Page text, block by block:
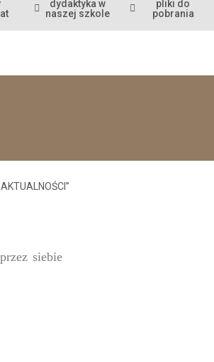
dydaktyka w
naszej szkole
pliki do
pobrania
siebie